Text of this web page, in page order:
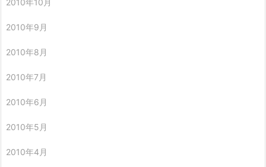
2010年10月
2010年9月
2010年8月
2010年7月
2010年6月
2010年5月
2010年4月